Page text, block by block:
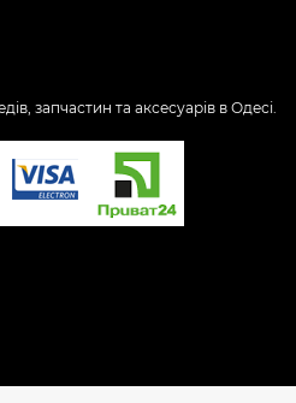
запчастин та аксесуарів в Одесі.